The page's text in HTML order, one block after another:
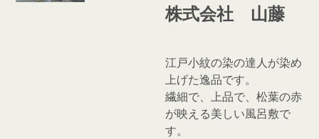
株式会社 山藤
江戸小紋の染の達人が染め
上げた逸品です。
繊細で、上品で、松葉の赤
が映える美しい風呂敷で
す。